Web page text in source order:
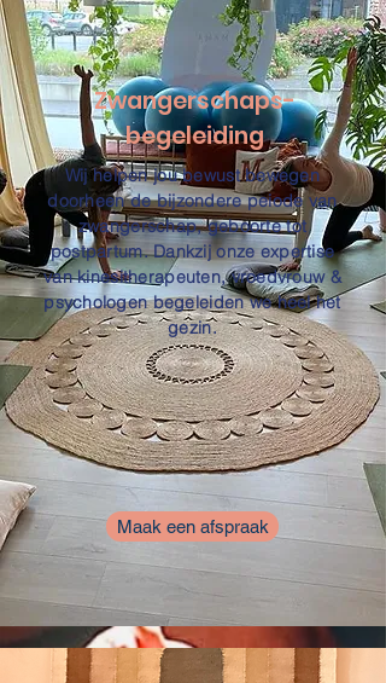
Zwangerschaps-
begeleiding
Wij helpen jou bewust bewegen
doorheen de bijzondere peiode van
zwangerschap, geboorte tot
postpartum. Dankzij onze expertise
van kinesitherapeuten, vroedvrouw &
psychologen begeleiden we heel het
gezin.
Maak een afspraak